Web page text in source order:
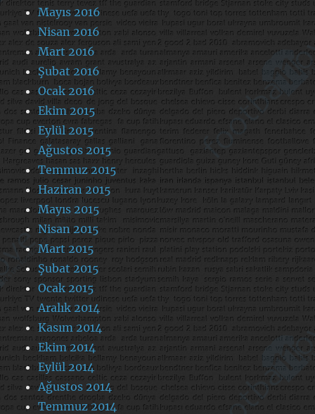
Mayıs 2016
Nisan 2016
Mart 2016
Şubat 2016
Ocak 2016
Ekim 2015
Eylül 2015
Ağustos 2015
Temmuz 2015
Haziran 2015
Mayıs 2015
Nisan 2015
Mart 2015
Şubat 2015
Ocak 2015
Aralık 2014
Kasım 2014
Ekim 2014
Eylül 2014
Ağustos 2014
Temmuz 2014